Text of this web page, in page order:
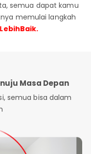
semua dapat kamu
memulai langkah
Masa Depan
semua bisa dalam